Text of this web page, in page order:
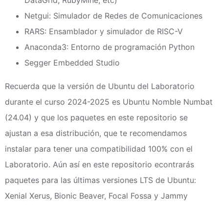
Netgui: Simulador de Redes de Comunicaciones
RARS: Ensamblador y simulador de RISC-V
Anaconda3: Entorno de programación Python
Segger Embedded Studio
Recuerda que la versión de Ubuntu del Laboratorio
durante el curso 2024-2025 es Ubuntu Nomble Numbat
(24.04) y que los paquetes en este repositorio se
ajustan a esa distribución, que te recomendamos
instalar para tener una compatibilidad 100% con el
Laboratorio. Aún así en este repositorio econtrarás
paquetes para las últimas versiones LTS de Ubuntu:
Xenial Xerus, Bionic Beaver, Focal Fossa y Jammy